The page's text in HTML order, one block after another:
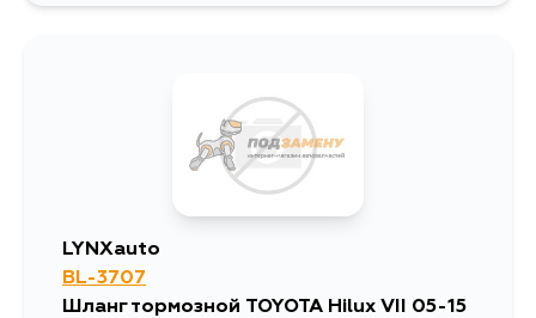
LYNXauto
BL-3707
Шланг тормозной TOYOTA Hilux VII 05-15